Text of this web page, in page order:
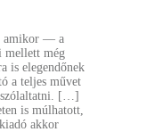
amikor — a
mellett még
is elegendőnek
a teljes művet
[…]
is múlhatott,
akkor